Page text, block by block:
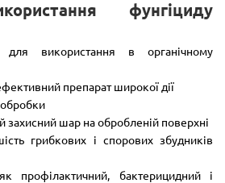
фунгіциду
для використання в органічному
препарат широкої дії
обробки
захисний шар на обробленій поверхні
грибкових і спорових збудників
профілактичний, бактерицидний і